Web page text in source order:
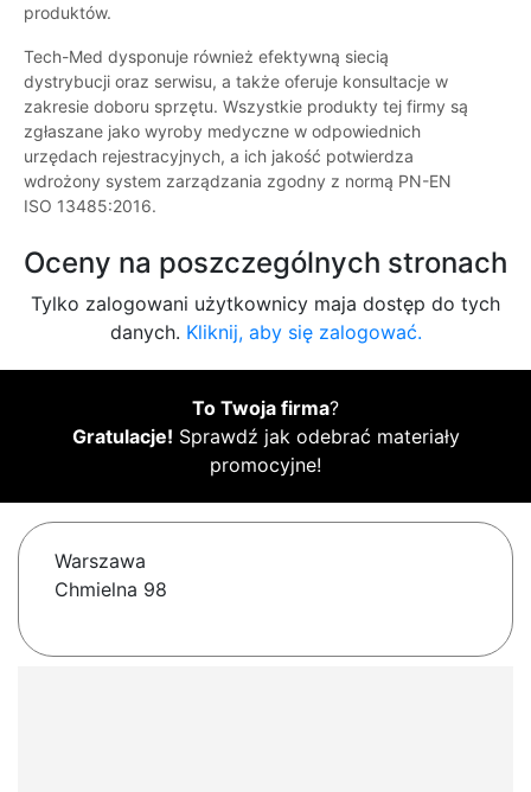
produktów.
Tech-Med dysponuje również efektywną siecią
dystrybucji oraz serwisu, a także oferuje konsultacje w
zakresie doboru sprzętu. Wszystkie produkty tej firmy są
zgłaszane jako wyroby medyczne w odpowiednich
urzędach rejestracyjnych, a ich jakość potwierdza
wdrożony system zarządzania zgodny z normą PN-EN
ISO 13485:2016.
Oceny na poszczególnych stronach
Tylko zalogowani użytkownicy maja dostęp do tych
danych. Kliknij, aby się zalogować.
To Twoja firma?
Gratulacje! Sprawdź jak odebrać materiały
promocyjne!
Warszawa
Chmielna 98